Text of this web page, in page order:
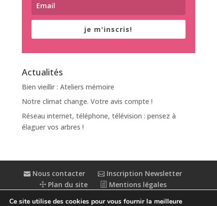
je m'inscris!
Actualités
Bien vieillir : Ateliers mémoire
Notre climat change. Votre avis compte !
Réseau internet, téléphone, télévision : pensez à
élaguer vos arbres !
Nous contacter
Inscription Newsletter
Plan du site
Mentions légales
Ce site utilise des cookies pour vous fournir la meilleure